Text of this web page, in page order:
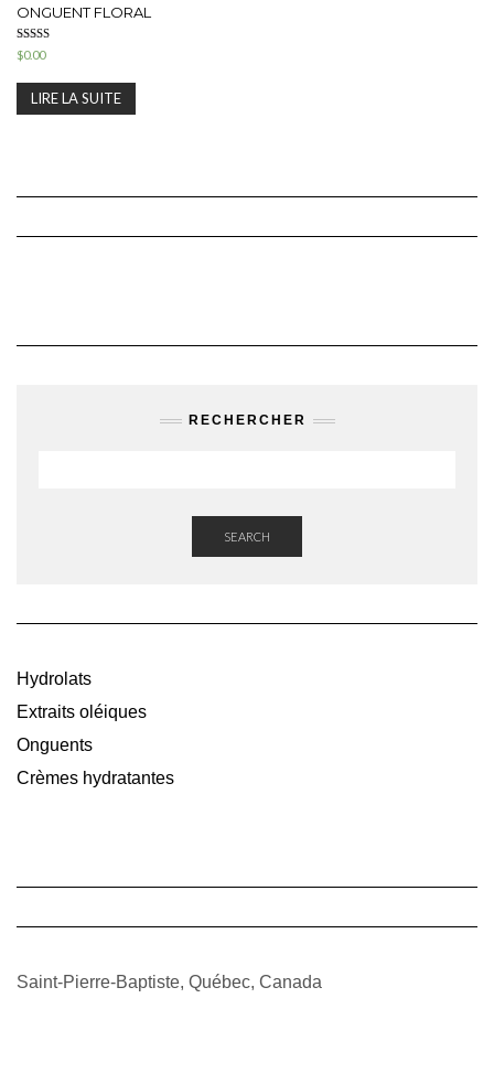
ONGUENT FLORAL
Note
5.00
$0.00
LIRE LA SUITE
RECHERCHER
SEARCH
Hydrolats
Extraits oléiques
Onguents
Crèmes hydratantes
Saint-Pierre-Baptiste, Québec, Canada